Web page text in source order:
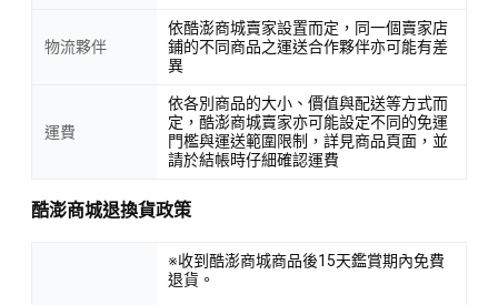
物流夥伴
依酷澎商城賣家設置而定，同一個賣家店
鋪的不同商品之運送合作夥伴亦可能有差
異
運費
依各別商品的大小、價值與配送等方式而
定，酷澎商城賣家亦可能設定不同的免運
門檻與運送範圍限制，詳見商品頁面，並
請於結帳時仔細確認運費
酷澎商城退換貨政策
※收到酷澎商城商品後15天鑑賞期內免費
退貨。